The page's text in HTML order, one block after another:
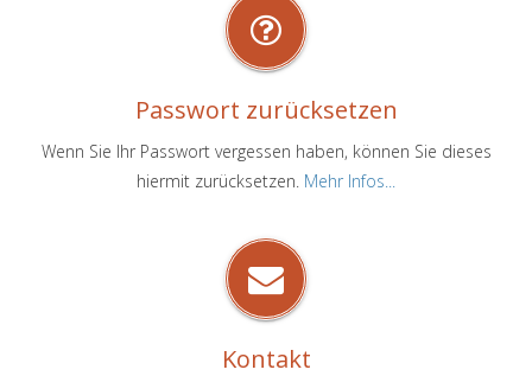
Passwort zurücksetzen
Wenn Sie Ihr Passwort vergessen haben, können Sie dieses
hiermit zurücksetzen. Mehr Infos...
Kontakt